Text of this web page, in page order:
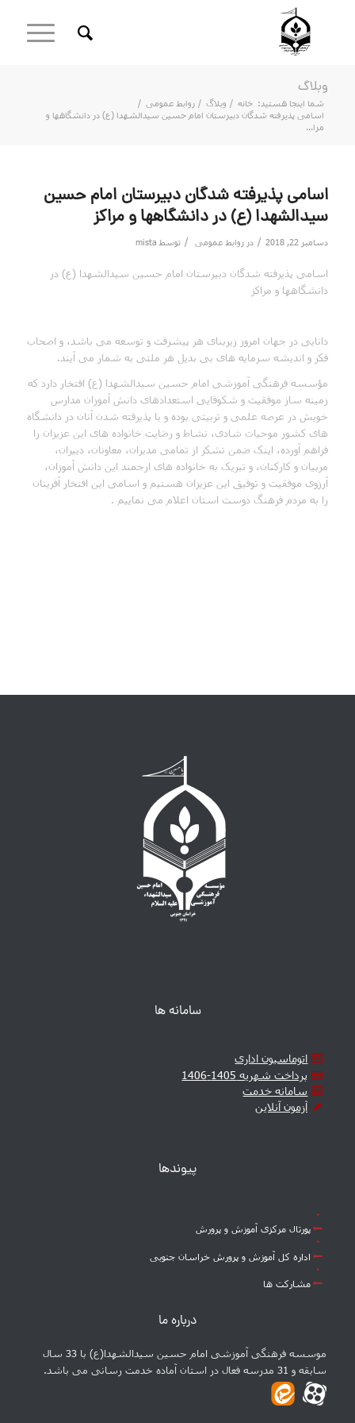
وبلاگ
شما اینجا هستید: خانه / وبلاگ / روابط عمومی /
اسامی پذیرفته شدگان دبیرستان امام حسین سیدالشهدا (ع) در دانشگاهها و
مرا...
اسامی پذیرفته شدگان دبیرستان امام حسین
سیدالشهدا (ع) در دانشگاهها و مراکز
دسامبر 22, 2018 / در روابط عمومی / توسط mista
اسامی پذیرفته شدگان دبیرستان امام حسین سیدالشهدا (ع) در
دانشگاهها و مراکز
دانایی در جهان امروز زیربنای هر پیشرفت و توسعه می باشد، و اصحاب
فکر و اندیشه سرمایه های بی بدیل هر ملتی به شمار می آیند.
مؤسسه فرهنگی آموزشی امام حسین سیدالشهدا (ع) افتخار دارد که
زمینه ساز موفقیت و شکوفایی استعدادهای دانش آموزان مدارس
خویش در عرصه علمی و تربیتی بوده و با پذیرفته شدن آنان در دانشگاه
های کشور موحیات شادی، نشاط و رضایت خانواده های این عزیزان را
فراهم آورده، اینک ضمن تشکر از تمامی مدیران، معاونان، دبیران،
مربیان و کارکنان، و تبریک به خانواده های ارجمند این دانش آموزان،
آرزوی موفقیت و توفیق این عزیزان هستیم و اسامی این افتخار آفرینان
را به مردم فرهنگ دوست استان اعلام می نماییم .
سامانه ها
اتوماسیون اداری
پرداخت شهریه 1405-1406
سامانه خدمت
آزمون آنلاین
پیوندها
پورتال مرکزی آموزش و پرورش
اداره کل آموزش و پرورش خراسان جنوبی
مشارکت ها
درباره ما
موسسه فرهنگی آموزشی امام حسین سیدالشهدا(ع) با 33 سال
سابقه و 31 مدرسه فعال در استان آماده خدمت رسانی می باشد.